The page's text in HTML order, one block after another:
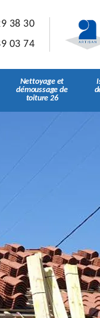
38 30
03 74
Nettoyage et
démoussage de
toiture 26